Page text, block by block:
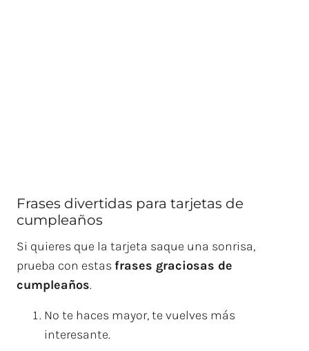
Frases divertidas para tarjetas de
cumpleaños
Si quieres que la tarjeta saque una sonrisa,
prueba con estas frases graciosas de
cumpleaños.
No te haces mayor, te vuelves más
interesante.